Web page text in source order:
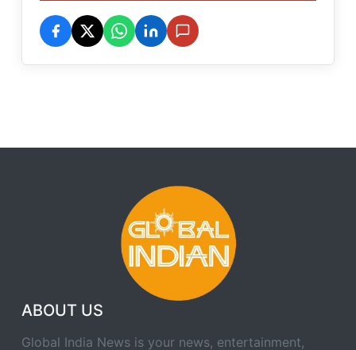
ABOUT US
Global India News is your news, entertainment,